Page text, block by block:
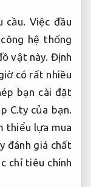
cầu. Việc đầu
hệ thống
vật này. Định
có rất nhiều
bạn cài đặt
C.ty của bạn.
thiểu lựa mua
đánh giá chất
chỉ tiêu chính